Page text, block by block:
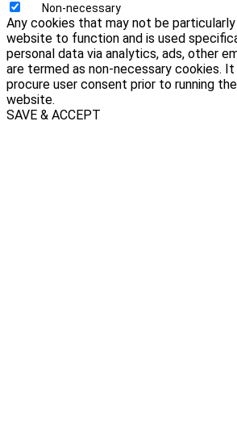
Non-necessary
Any cookies that may not be
website to function and is used
personal data via analytics, ads, other
are termed as non-necessary cookies.
procure user consent prior to running
website.
SAVE & ACCEPT